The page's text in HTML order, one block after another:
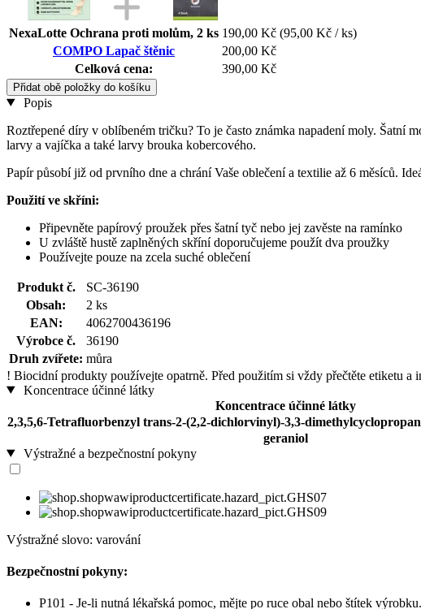
NexaLotte Ochrana proti molům, 2 ks 190,00 Kč (95,00 Kč / ks)
COMPO Lapač štěnic
200,00 Kč
Celková cena:
390,00 Kč
Přidat obě položky do košíku
Popis
Roztřepené díry v oblíbeném tričku? To je často známka napadení moly. Šatní
larvy a vajíčka a také larvy brouka kobercového.
Papír působí již od prvního dne a chrání Vaše oblečení a textilie až 6 měsíců.
Použití ve skříni:
Připevněte papírový proužek přes šatní tyč nebo jej zavěste na ramínko
U zvláště hustě zaplněných skříní doporučujeme použít dva proužky
Používejte pouze na zcela suché oblečení
Produkt č.
SC-36190
Obsah:
2 ks
EAN:
4062700436196
Výrobce č.
36190
Druh zvířete: můra
! Biocidní produkty používejte opatrně. Před použitím si vždy přečtěte etiketu a
Koncentrace účinné látky
Koncentrace účinné látky
2,3,5,6-Tetrafluorbenzyl trans-2-(2,2-dichlorvinyl)-3,3-
geraniol
Výstražné a bezpečnostní pokyny
Výstražné slovo: varování
Bezpečnostní pokyny:
P101 - Je-li nutná lékařská pomoc, mějte po ruce obal nebo štítek výrobku.